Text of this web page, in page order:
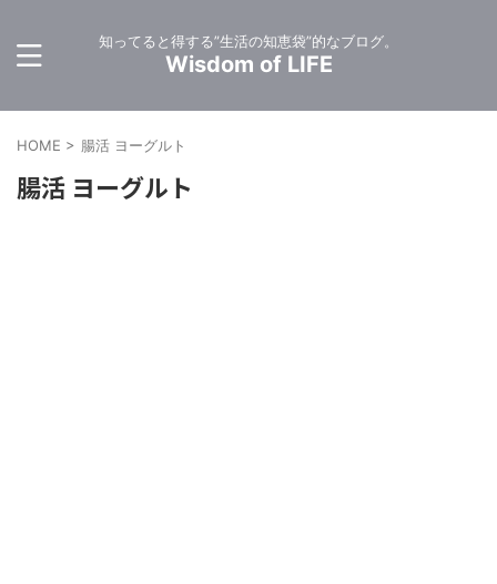
知ってると得する”生活の知恵袋”的なブログ。
Wisdom of LIFE
HOME > 腸活 ヨーグルト
腸活 ヨーグルト